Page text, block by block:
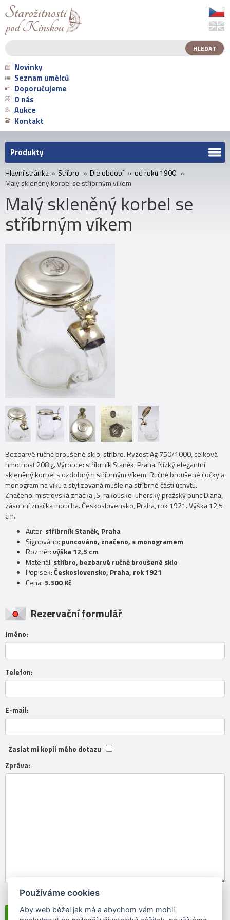
Novinky
Seznam umělců
Doporučujeme
O nás
Aukce
Kontakt
Produkty
Hlavní stránka » Stříbro » Dle období » od roku 1900 »
Malý skleněný korbel se stříbrným víkem
Malý skleněný korbel se
stříbrným víkem
Bezbarvé ručně broušené sklo, stříbro. Ryzost Ag 750/1000, celková
hmotnost 208 g. Výrobce: stříbrník Staněk, Praha. Nízký elegantní
skleněný korbel s ozdobným stříbrným víkem. Ručně broušené čočky a
monogram na víku a stylizovaná mušle na stříbrné části úchytu.
Značeno: mistrovská značka JS, rakousko-uherský pražský punc Diana,
zásobní značka moucha. Československo, Praha, rok 1921. Výška 12,5
cm.
Autor: stříbrník Staněk, Praha
Signováno: puncováno, značeno, s monogramem
Rozměr:výška 12,5 cm
Materiál: stříbro, bezbarvé ručně broušené sklo
Popisek:Československo, Praha, rok 1921
Cena: 3.300 Kč
Rezervační formulář
Jméno:
Telefon:
E-mail:
Zaslat mi kopii mého dotazu
Zpráva:
Souhlasím sezpracováním osobních údajů
Používáme cookies
Aby web běžel jak má a abychom vám mohli